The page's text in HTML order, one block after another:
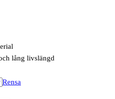
lång livslängd
Rensa